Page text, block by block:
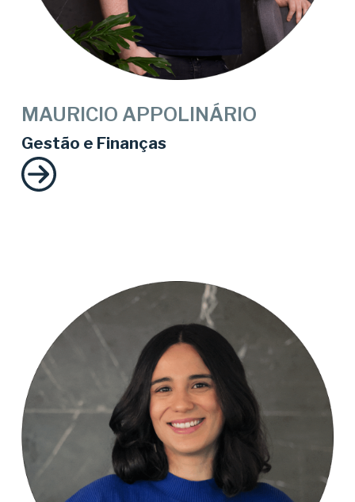
Gestão e Finanças
MAURICIO APPOLINÁRIO